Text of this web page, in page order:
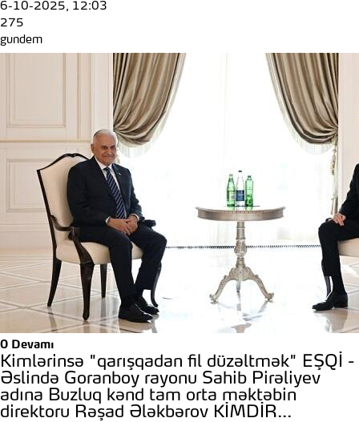
6-10-2025, 12:03
275
gundem
0 Devamı
Kimlərinsə "qarışqadan fil düzəltmək" EŞQİ -
Əslində Goranboy rayonu Sahib Pirəliyev
adına Buzluq kənd tam orta məktəbin
direktoru Rəşad Ələkbərov KİMDİR...